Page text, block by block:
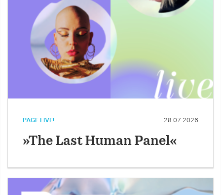
PAGE LIVE! 28.07.2026
»The Last Human Panel«